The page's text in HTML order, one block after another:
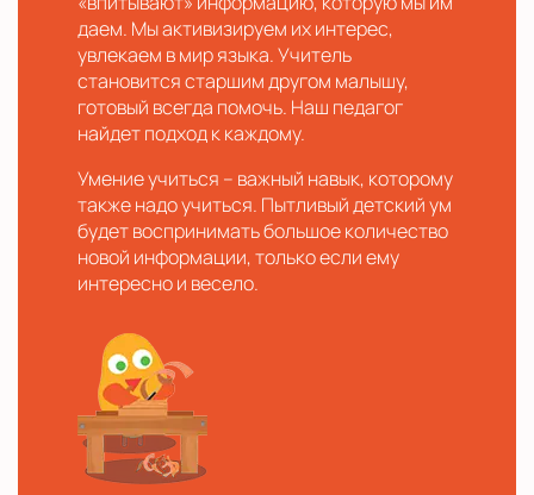
даем. Мы активизируем их интерес,
увлекаем в мир языка. Учитель
становится старшим другом малышу,
готовый всегда помочь. Наш педагог
найдет подход к каждому.
Умение учиться – важный навык, которому
также надо учиться. Пытливый детский ум
будет воспринимать большое количество
новой информации, только если ему
интересно и весело.